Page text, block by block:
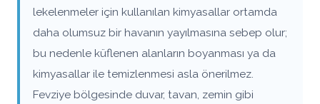
lekelenmeler için kullanılan kimyasallar ortamda
daha olumsuz bir havanın yayılmasına sebep olur;
bu nedenle küflenen alanların boyanması ya da
kimyasallar ile temizlenmesi asla önerilmez.
Fevziye bölgesinde duvar, tavan, zemin gibi